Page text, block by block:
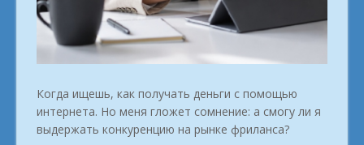
Когда ищешь, как получать деньги с помощью
интернета. Но меня гложет сомнение: а смогу ли я
выдержать конкуренцию на рынке фриланса?